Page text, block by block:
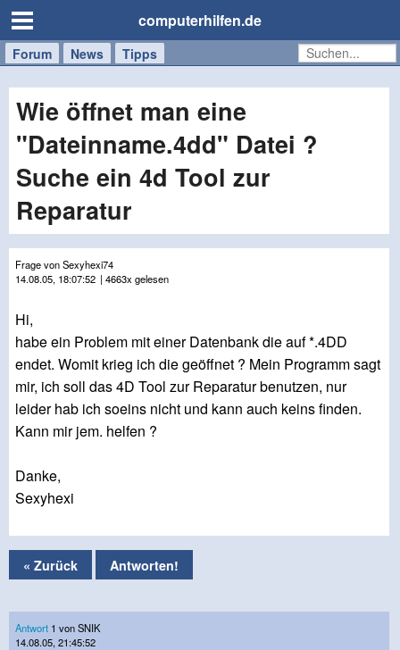
computerhilfen.de
Forum News Tipps
Handy
Tablet
Windows
Mac
Wie öffnet man eine
"Dateinname.4dd" Datei ?
Suche ein 4d Tool zur
Reparatur
Frage von Sexyhexi74
14.08.05, 18:07:52 | 4663x gelesen
Hi,
habe ein Problem mit einer Datenbank die auf *.4DD
endet. Womit krieg ich die geöffnet ? Mein Programm sagt
mir, ich soll das 4D Tool zur Reparatur benutzen, nur
leider hab ich soeins nicht und kann auch keins finden.
Kann mir jem. helfen ?
Danke,
Sexyhexi
« Zurück Antworten!
Antwort 1 von SNIK
14.08.05, 21:45:52